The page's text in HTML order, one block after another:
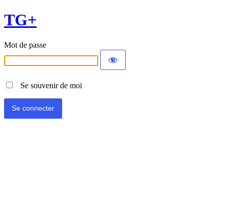
TG+
Mot de passe
Se souvenir de moi